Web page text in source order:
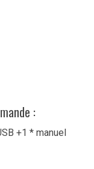
:
+1 * manuel